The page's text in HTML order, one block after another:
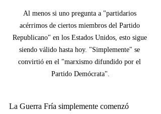
Al menos si uno pregunta a "partidarios
acérrimos de ciertos miembros del Partido
Republicano" en los Estados Unidos, esto sigue
siendo válido hasta hoy. "Simplemente" se
convirtió en el "marxismo difundido por el
Partido Demócrata".
La Guerra Fría simplemente comenzó